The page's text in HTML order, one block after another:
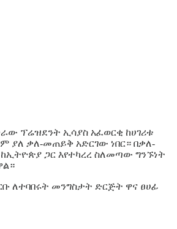
ፕሬዝደንት ኢሳያስ አፈወርቂ ከሀገሪቱ
ያለ ቃለ-መጠይቅ አድርገው ነበር። በቃለ-
ጋር እየተካረረ ስለመጣው ግንኙነት
ለተባበሩት መንግስታት ድርጅት ዋና ፀሀፊ